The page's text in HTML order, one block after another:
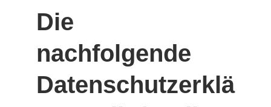
Die
nachfolgende
Datenschutzerklä